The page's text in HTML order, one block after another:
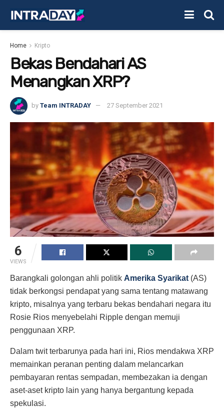
Home Kripto
Bekas Bendahari AS
Menangkan XRP?
by Team INTRADAY 27 September 2021
6
VIEWS
Barangkali golongan ahli politik Amerika Syarikat (AS)
tidak berkongsi pendapat yang sama tentang matawang
kripto, misalnya yang terbaru bekas bendahari negara itu
Rosie Rios menyebelahi Ripple dengan memuji
penggunaan XRP.
Dalam twit terbarunya pada hari ini, Rios mendakwa XRP
memainkan peranan penting dalam melancarkan
pembayaran rentas sempadan, membezakan ia dengan
aset-aset kripto lain yang hanya bergantung kepada
spekulasi.